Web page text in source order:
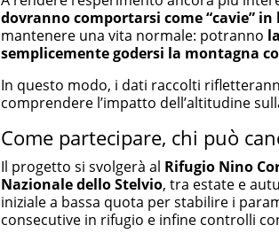
dovranno comportarsi come “cavie”
mantenere una vita normale: potranno
semplicemente godersi la montagna
In questo modo, i dati raccolti
comprendere l’impatto dell’altitudine
Come partecipare, chi può
Il progetto si svolgerà al Rifugio Nino
Nazionale dello Stelvio, tra estate e
iniziale a bassa quota per stabilire i
consecutive in rifugio e infine controlli